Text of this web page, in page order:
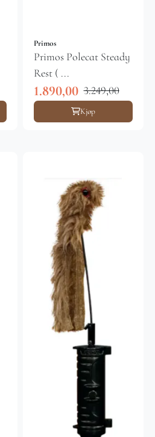
Primos
Primos Polecat Steady
Rest ( ...
1.890,00 3.249,00
Kjøp